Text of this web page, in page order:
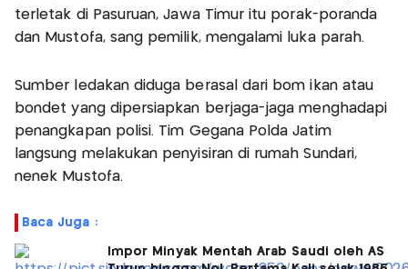
terletak di Pasuruan, Jawa Timur itu porak-poranda
dan Mustofa, sang pemilik, mengalami luka parah.
Sumber ledakan diduga berasal dari bom ikan atau
bondet yang dipersiapkan berjaga-jaga menghadapi
penangkapan polisi. Tim Gegana Polda Jatim
langsung melakukan penyisiran di rumah Sundari,
nenek Mustofa.
Baca Juga :
Impor Minyak Mentah Arab Saudi oleh AS